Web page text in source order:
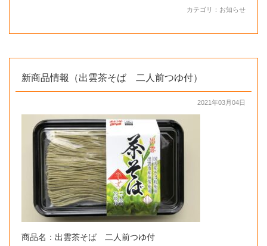
カテゴリ： お知らせ
新商品情報（出雲茶そば 二人前つゆ付）
2021年03月04日
商品名：出雲茶そば 二人前つゆ付